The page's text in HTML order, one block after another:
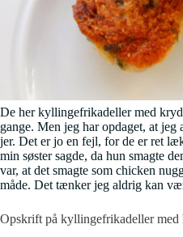
De her kyllingefrikadeller med
gange. Men jeg har opdaget, at
jer. Det er jo en fejl, for de er ret
min søster sagde, da hun smagte
var, at det smagte som chicken
måde. Det tænker jeg aldrig kan
Opskrift på kyllingefrikadeller med